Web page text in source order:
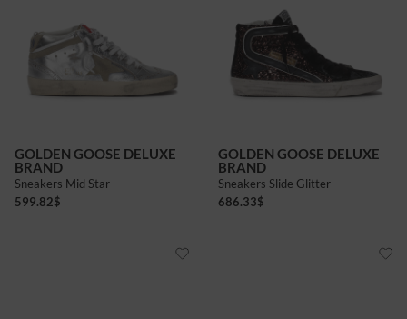
GOLDEN GOOSE DELUXE
BRAND
Sneakers Mid Star
599.82$
GOLDEN GOOSE DELUXE
BRAND
Sneakers Slide Glitter
686.33$